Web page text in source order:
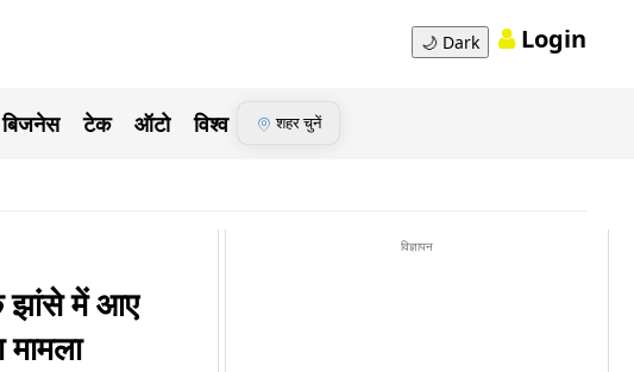
🌙 Dark Login
बिजनेस टेक ऑटो विश्व शहर चुनें
में आए
विज्ञापन